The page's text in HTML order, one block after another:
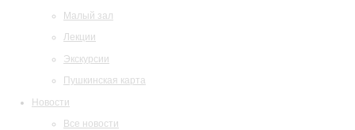
Малый зал
Лекции
Экскурсии
Пушкинская карта
Новости
Все новости